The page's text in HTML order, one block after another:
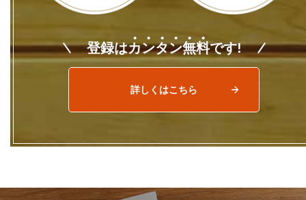
登録はカンタン無料です!
詳しくはこちら